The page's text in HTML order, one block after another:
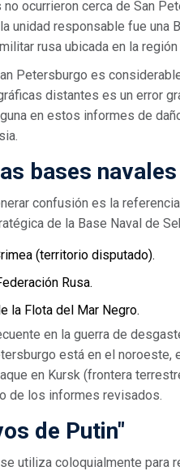
ocurrieron cerca de San
unidad responsable fue una
rusa ubicada en la
Petersburgo es
distantes es un error
en estos informes de
bases
confusión es la
de la Base Naval de
(territorio disputado).
Rusa.
la Flota del Mar Negro.
en la guerra de
está en el noroeste,
en Kursk (frontera
de los informes revisados.
de Putin"
utiliza coloquialmente para